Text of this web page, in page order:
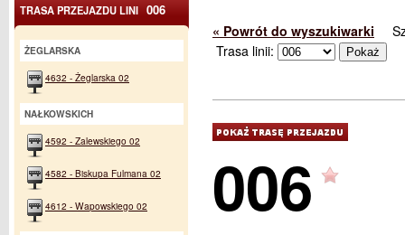
« Powrót do wyszukiwarki
Trasa linii:
006
TRASA PRZEJAZDU LINI 006
ŻEGLARSKA
4632 - Żeglarska 02
NAŁKOWSKICH
4592 - Zalewskiego 02
4582 - Biskupa Fulmana 02
4612 - Wapowskiego 02